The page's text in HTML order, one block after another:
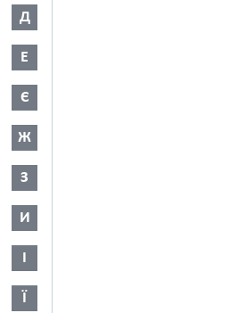
Д
Е
Є
Ж
З
И
І
Ї